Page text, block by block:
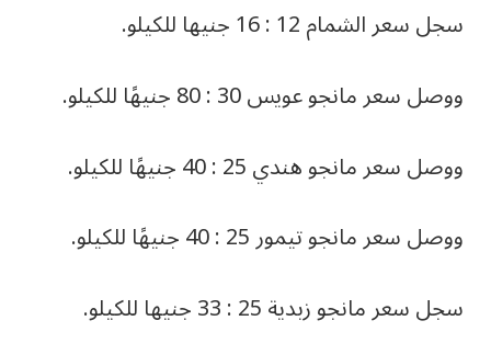
سجل سعر الشمام 12 : 16 جنيها للكيلو.
ووصل سعر مانجو عويس 30 : 80 جنيهًا للكيلو.
ووصل سعر مانجو هندي 25 : 40 جنيهًا للكيلو.
ووصل سعر مانجو تيمور 25 : 40 جنيهًا للكيلو.
سجل سعر مانجو زبدية 25 : 33 جنيها للكيلو.